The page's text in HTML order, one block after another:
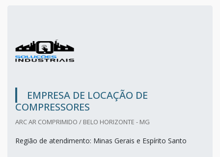
EMPRESA DE LOCAÇÃO DE
COMPRESSORES
ARC AR COMPRIMIDO / BELO HORIZONTE - MG
Região de atendimento: Minas Gerais e Espírito Santo